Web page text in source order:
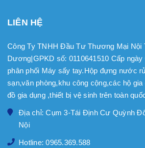
LIÊN HỆ
Công Ty TNHH Đầu Tư Thương Mại Nội
Dương|GPKD số: 0110641510 Cấp
phân phối Máy sấy tay.Hộp đựng nước
sạn,văn phòng,khu công cộng,các hộ
đồ gia dụng ,thiết bị vệ sinh trên toàn
Địa chỉ: Cụm 3-Tái Định Cư Quỳnh
Nội
Hotline: 0965.369.588